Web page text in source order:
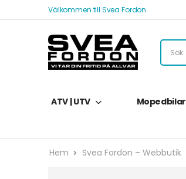
Välkommen till Svea Fordon
ATV | UTV Mopedbilar
Hem Svea Fordon – Webbutik